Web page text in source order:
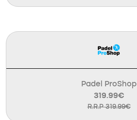
Padel ProShop
319.99€
R.R.P 319.99€